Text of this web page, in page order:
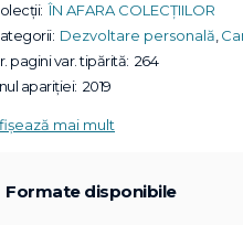
ÎN AFARA COLECȚIILOR
Dezvoltare personală
pagini var. tipărită: 264
apariției: 2019
mai mult
Formate disponibile